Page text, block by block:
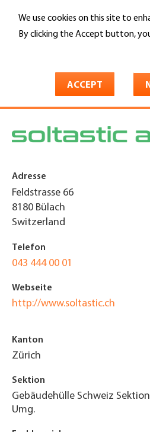
We use cookies on this site to
By clicking the Accept button,
ACCEPT
main
Soltastic AG
Adresse
Feldstrasse 66
8180 Bülach
Switzerland
Telefon
043 444 00 01
Webseite
http://www.soltastic.ch
Kanton
Zürich
Sektion
Gebäudehülle Schweiz
Umg.